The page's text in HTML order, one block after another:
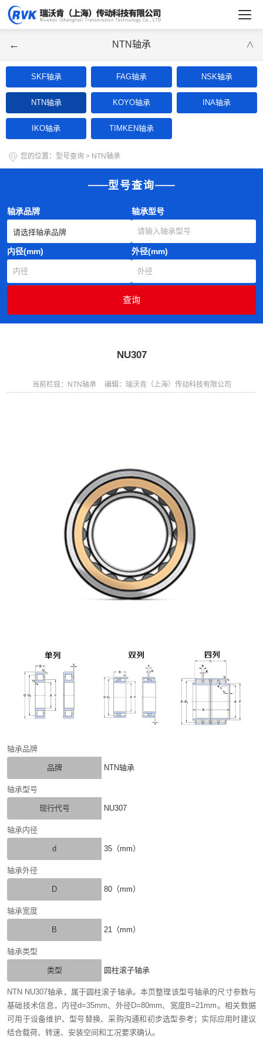
← NTN轴承 ∨
SKF轴承 FAG轴承 NSK轴承
NTN轴承 KOYO轴承 INA轴承
IKO轴承 TIMKEN轴承
您的位置： 型号查询 > NTN轴承
型号查询
轴承品牌 轴承型号
内径(mm) 外径(mm)
NU307
当前栏目：NTN轴承 编辑：瑞沃肯（上海）传动科技有限公司
轴承品牌
品牌 NTN轴承
轴承型号
现行代号 NU307
轴承内径
d 35（mm）
轴承外径
D 80（mm）
轴承宽度
B 21（mm）
轴承类型
类型 圆柱滚子轴承
NTN NU307轴承，属于圆柱滚子轴承。本页整理该型号轴承的尺寸参数与
基础技术信息，内径d=35mm、外径D=80mm、宽度B=21mm。相关数据
可用于设备维护、型号替换、采购沟通和初步选型参考；实际应用时建议
结合载荷、转速、安装空间和工况要求确认。